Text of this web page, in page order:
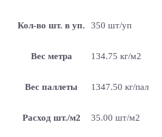
Кол-во шт. в уп. 350 шт/уп
Вес метра 134.75 кг/м2
Вес паллеты 1347.50 кг/пал
Расход шт./м2 35.00 шт/м2